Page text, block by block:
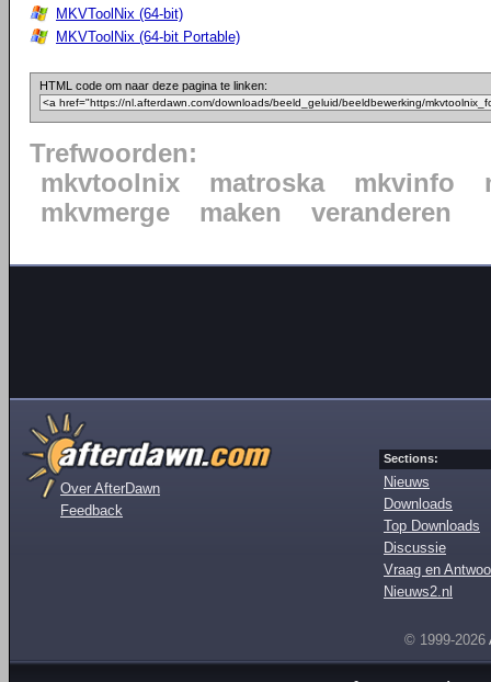
MKVToolNix (64-bit)
MKVToolNix (64-bit Portable)
HTML code om naar deze pagina te linken:
Trefwoorden:
mkvtoolnix
matroska mkvinfo
mkvmerge
maken veranderen
Over AfterDawn
Feedback
Sections:
Nieuws
Downloads
Top Downloads
Discussie
Vraag en
Nieuws2.nl
© 1999-2026